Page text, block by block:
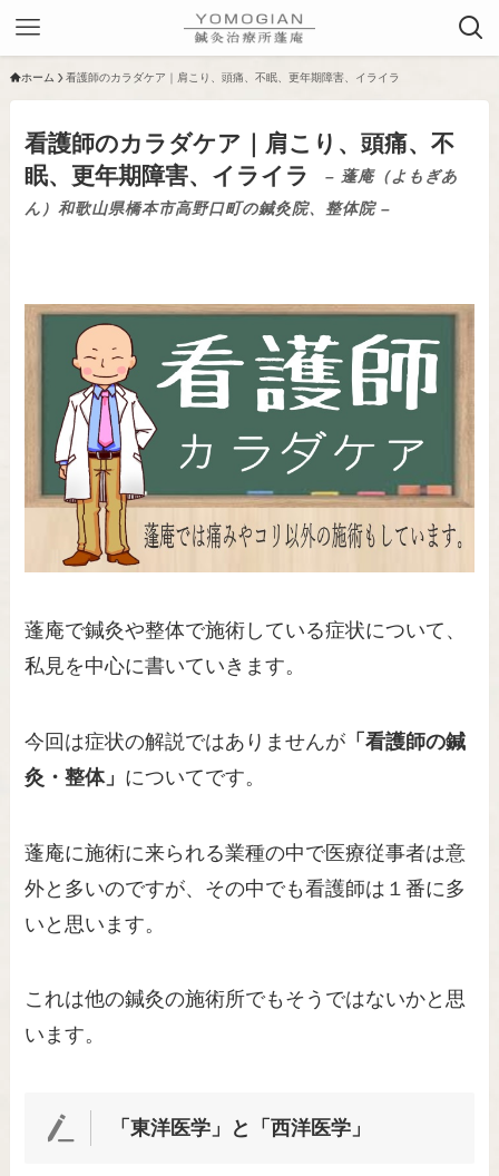
ホーム 看護師のカラダケア｜肩こり、頭痛、不眠、更年期障害、イライラ
看護師のカラダケア｜肩こり、頭痛、不
眠、更年期障害、イライラ
– 蓬庵（よもぎあ
ん）和歌山県橋本市高野口町の鍼灸院、整体院 –
蓬庵で鍼灸や整体で施術している症状について、
私見を中心に書いていきます。
今回は症状の解説ではありませんが 「看護師の鍼
灸・整体」 についてです。
蓬庵に施術に来られる業種の中で医療従事者は意
外と多いのですが、その中でも看護師は１番に多
いと思います。
これは他の鍼灸の施術所でもそうではないかと思
います。
「東洋医学」と「西洋医学」